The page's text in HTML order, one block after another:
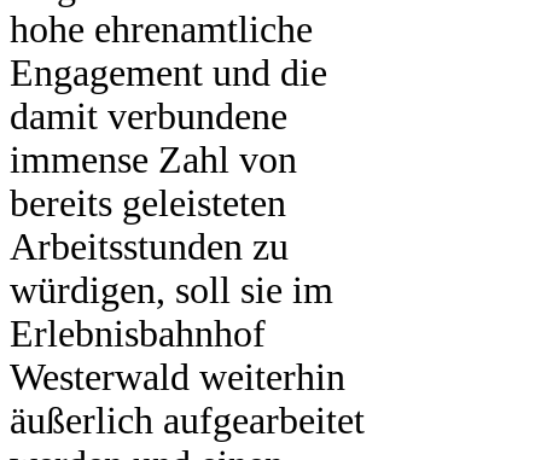
hohe ehrenamtliche
Engagement und die
damit verbundene
immense Zahl von
bereits geleisteten
Arbeitsstunden zu
würdigen, soll sie im
Erlebnisbahnhof
Westerwald weiterhin
äußerlich aufgearbeitet